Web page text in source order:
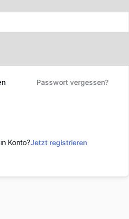
Passwort vergessen?
Konto?Jetzt registrieren